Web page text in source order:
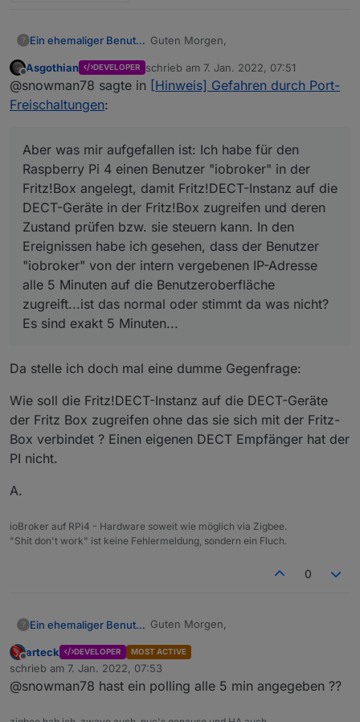
? Ein ehemaliger Benutzer Guten Morgen,
eine Frage habe ich noch dazu...habe
jetzt alle Freigabe-Einstellungen für
damit Fritz!DECT-Instanz auf die
DECT-Geräte in der Fritz!Box
zugreifen und deren Zustand prüfen
bzw. sie steuern kann. In den
Ereignissen habe ich gesehen, dass
der Benutzer "iobroker" von der
intern vergebenen IP-Adresse alle 5
Minuten auf die Benutzeroberfläche
zugreift...ist das normal oder stimmt
da was nicht? Es sind exakt 5
Minuten...
gesehen habe, den Raspberry Pi
direkt vom Strom genommen, weil ich
eigentlich immer noch bin...könnt ihr
mir die Angst, eine offene Tür zu
haben, etwas nehmen?
Grüße, Andi
Asgothian DEVELOPER schrieb am 7. Jan. 2022, 07:51
zuletzt editiert von
@snowman78 sagte in [Hinweis] Gefahren durch Port-
Freischaltungen:
Aber was mir aufgefallen ist: Ich habe für den
Raspberry Pi 4 einen Benutzer "iobroker" in der
Fritz!Box angelegt, damit Fritz!DECT-Instanz auf die
DECT-Geräte in der Fritz!Box zugreifen und deren
Zustand prüfen bzw. sie steuern kann. In den
Ereignissen habe ich gesehen, dass der Benutzer
"iobroker" von der intern vergebenen IP-Adresse
alle 5 Minuten auf die Benutzeroberfläche
zugreift...ist das normal oder stimmt da was nicht?
Es sind exakt 5 Minuten...
Da stelle ich doch mal eine dumme Gegenfrage:
Wie soll die Fritz!DECT-Instanz auf die DECT-Geräte
der Fritz Box zugreifen ohne das sie sich mit der Fritz-
Box verbindet ? Einen eigenen DECT Empfänger hat der
PI nicht.
A.
ioBroker auf RPi4 - Hardware soweit wie möglich via Zigbee.
"Shit don't work" ist keine Fehlermeldung, sondern ein Fluch.
0
? Ein ehemaliger Benutzer Guten Morgen,
eine Frage habe ich noch dazu...habe
jetzt alle Freigabe-Einstellungen für
alle angemeldeten Geräte in der
Portfreigabe finden können.
Aber was mir aufgefallen ist: Ich habe
"iobroker" in der Fritz!Box angelegt,
Hatte, nachdem ich den Thread hier
Offline
arteck DEVELOPER MOST ACTIVE
schrieb am 7. Jan. 2022, 07:53
zuletzt editiert von
@snowman78 hast ein polling alle 5 min angegeben ??